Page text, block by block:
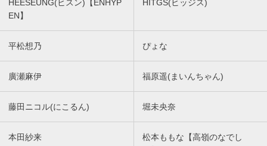
HEESEUNG(ヒスン)【ENHYP
EN】
HITGS(ヒッジス)
平松想乃 ぴょな
廣瀬麻伊 福原遥(まいんちゃん)
藤田ニコル(にこるん) 堀未央奈
本田紗来
松本ももな【高嶺のなでし